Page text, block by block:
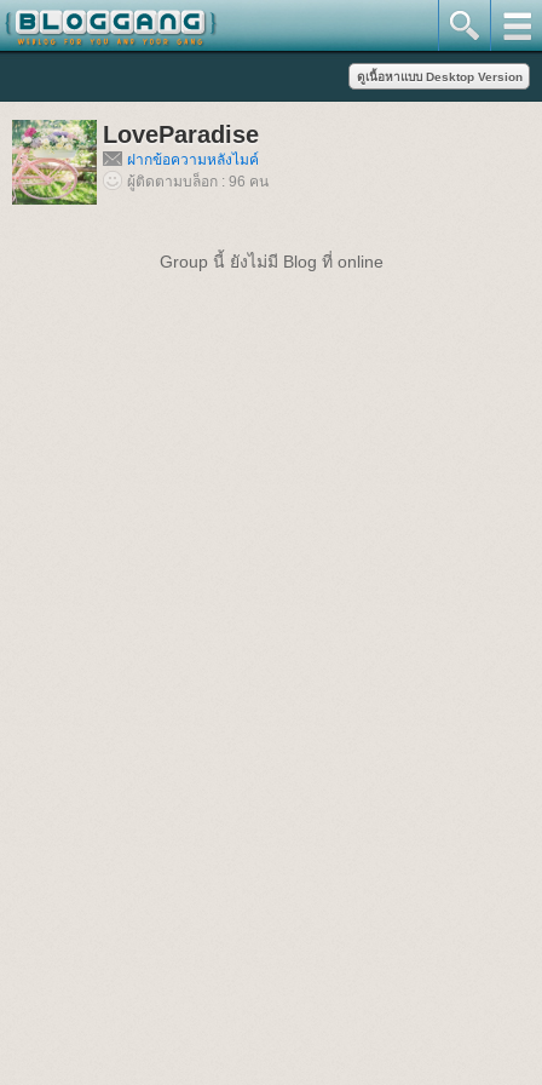
LoveParadise
ฝากข้อความหลังไมค์
ผู้ติดตามบล็อก : 96 คน
Group นี้ ยังไม่มี Blog ที่ online